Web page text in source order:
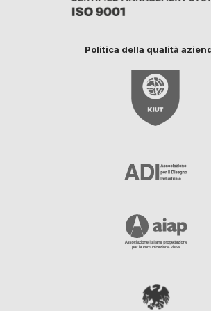
Politica della qualità